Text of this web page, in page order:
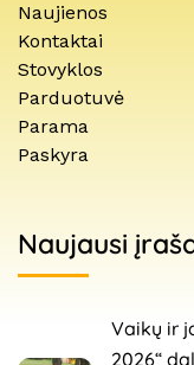
Naujienos
Kontaktai
Stovyklos
Parduotuvė
Parama
Paskyra
Naujausi
Vaikų ir
2026“